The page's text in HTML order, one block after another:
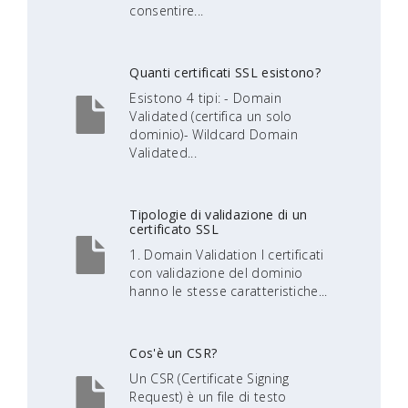
consentire...
Quanti certificati SSL esistono?
Esistono 4 tipi: - Domain
Validated (certifica un solo
dominio)- Wildcard Domain
Validated...
Tipologie di validazione di un
certificato SSL
1. Domain Validation I certificati
con validazione del dominio
hanno le stesse caratteristiche...
Cos'è un CSR?
Un CSR (Certificate Signing
Request) è un file di testo